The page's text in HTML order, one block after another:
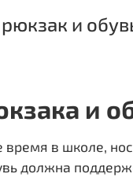
и
и
время в школе,
должна